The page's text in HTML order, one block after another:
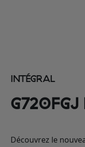
INTÉGRAL
G720FGJ
Découvrez le